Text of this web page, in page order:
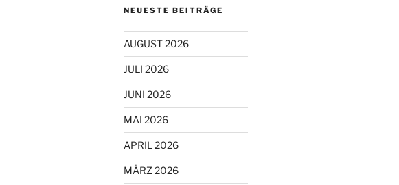
NEUESTE BEITRÄGE
AUGUST 2026
JULI 2026
JUNI 2026
MAI 2026
APRIL 2026
MÄRZ 2026